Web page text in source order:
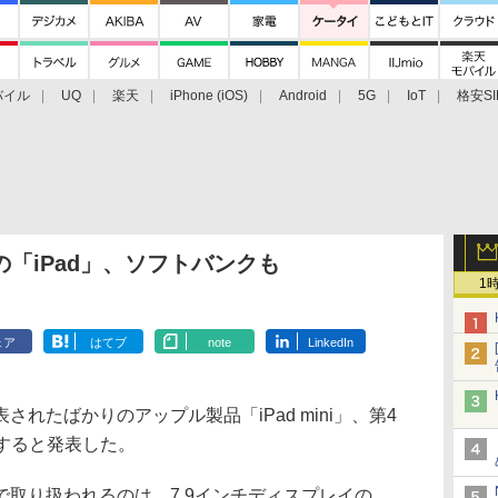
イル UQ 楽天 iPhone (iOS) Android 5G IoT
格安
1
iPad」、ソフトバンクも
ア はてブ note LinkedIn
れたばかりのアップル製品「iPad mini」、第4
と発表した。